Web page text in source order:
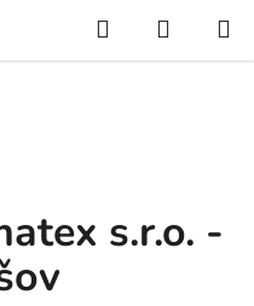
Hledat
KOŠÍK
s.r.o. -